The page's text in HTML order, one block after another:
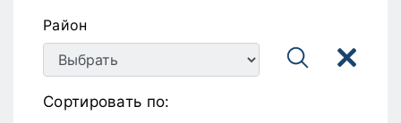
Район
Сортировать по: